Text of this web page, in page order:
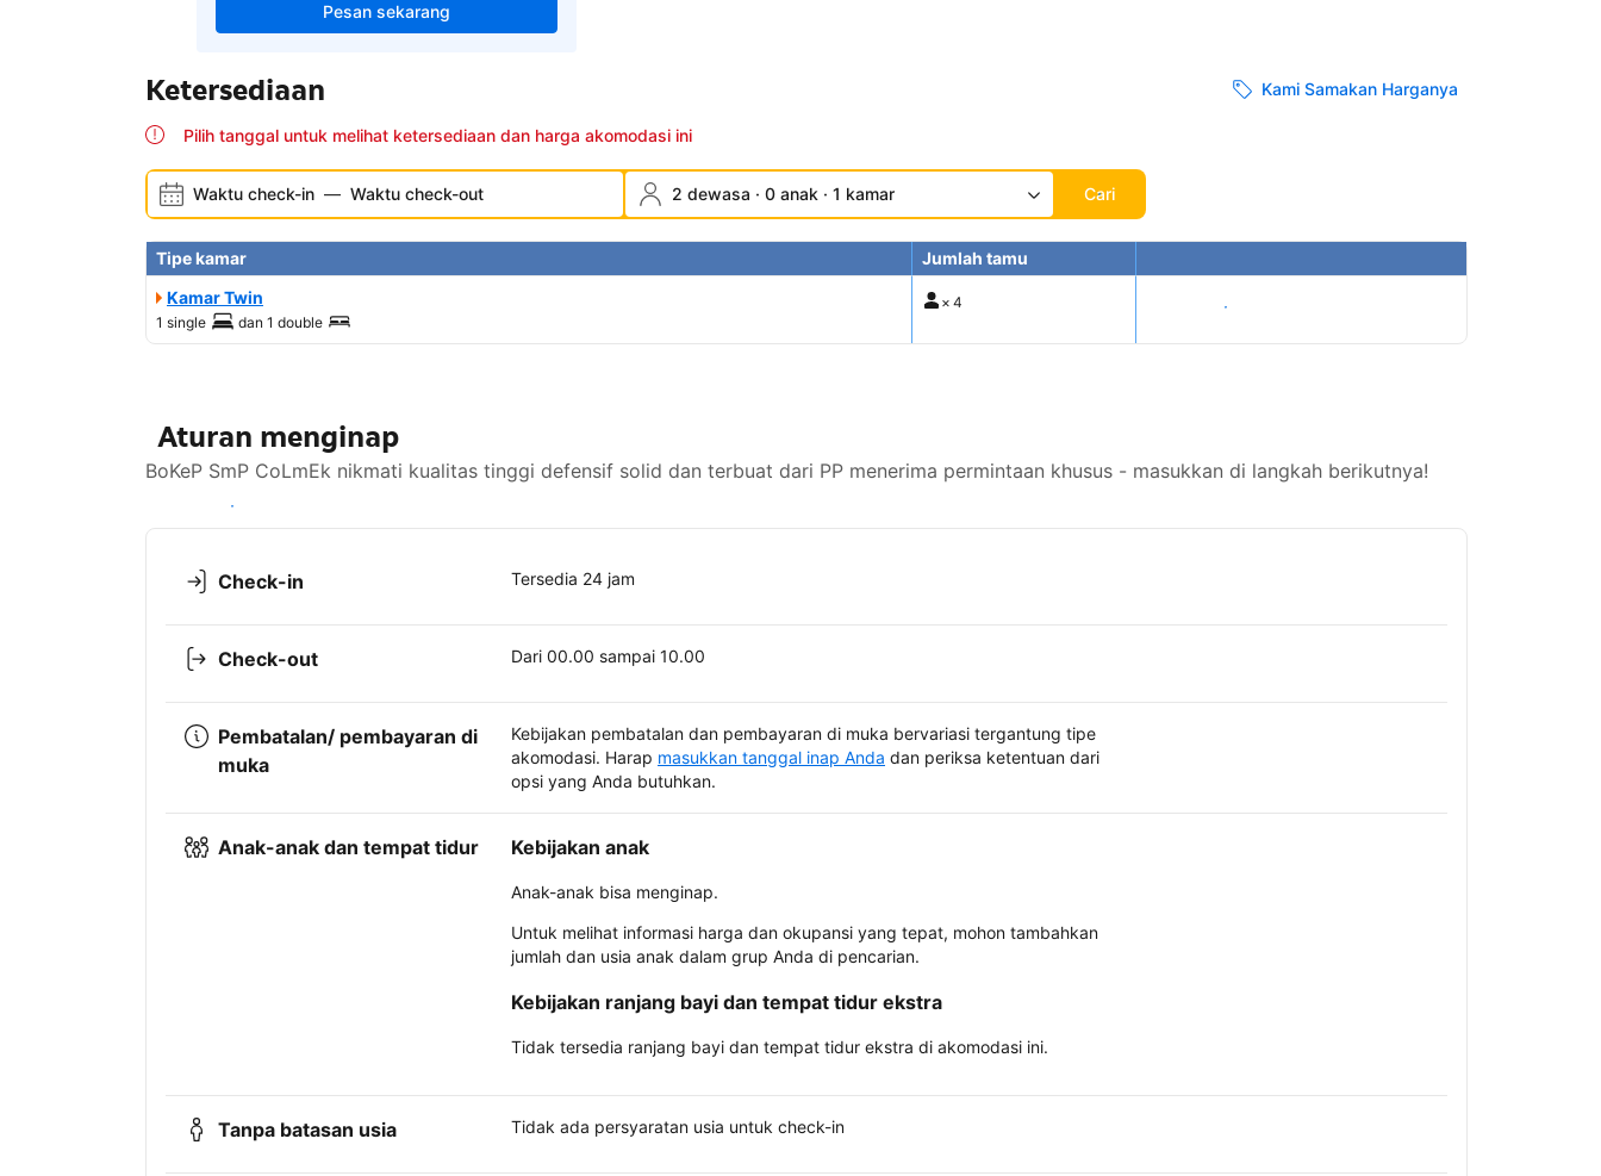
Pesan sekarang
Ketersediaan Kami Samakan Harganya
Pilih tanggal untuk melihat ketersediaan dan harga akomodasi ini
Waktu check-in — Waktu check-out 2 dewasa · 0 anak · 1 kamar Cari
Tipe kamar
Jumlah tamu
Kamar Twin
1 single dan 1 double
× 4 Tampilkan harga
Aturan menginap
BoKeP SmP CoLmEk nikmati kualitas tinggi defensif solid dan terbuat dari PP menerima permintaan khusus - masukkan di langkah berikutnya!
Lihat ketersediaan
Check-in Tersedia 24 jam
Check-out Dari 00.00 sampai 10.00
Pembatalan/ pembayaran di
muka
Kebijakan pembatalan dan pembayaran di muka bervariasi tergantung tipe
akomodasi. Harap masukkan tanggal inap Anda dan periksa ketentuan dari
opsi yang Anda butuhkan.
Anak-anak dan tempat tidur Kebijakan anak
Anak-anak bisa menginap.
Untuk melihat informasi harga dan okupansi yang tepat, mohon tambahkan
jumlah dan usia anak dalam grup Anda di pencarian.
Kebijakan ranjang bayi dan tempat tidur ekstra
Tidak tersedia ranjang bayi dan tempat tidur ekstra di akomodasi ini.
Tanpa batasan usia Tidak ada persyaratan usia untuk check-in